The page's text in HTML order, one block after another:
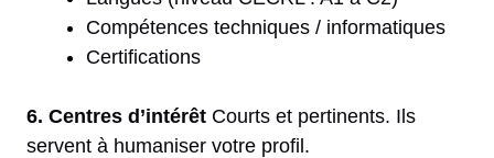
Compétences techniques / informatiques
Certifications
6. Centres d’intérêt Courts et pertinents. Ils
servent à humaniser votre profil.